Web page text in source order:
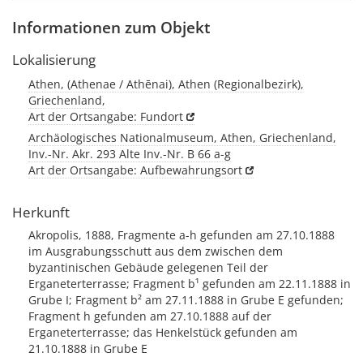
Informationen zum Objekt
Lokalisierung
Athen, (Athenae / Athēnai), Athen (Regionalbezirk),
Griechenland,
Art der Ortsangabe: Fundort
Archäologisches Nationalmuseum, Athen, Griechenland,
Inv.-Nr. Akr. 293 Alte Inv.-Nr. B 66 a-g
Art der Ortsangabe: Aufbewahrungsort
Herkunft
Akropolis, 1888, Fragmente a-h gefunden am 27.10.1888
im Ausgrabungsschutt aus dem zwischen dem
byzantinischen Gebäude gelegenen Teil der
Erganeterterrasse; Fragment b¹ gefunden am 22.11.1888 in
Grube I; Fragment b² am 27.11.1888 in Grube E gefunden;
Fragment h gefunden am 27.10.1888 auf der
Erganeterterrasse; das Henkelstück gefunden am
21.10.1888 in Grube E